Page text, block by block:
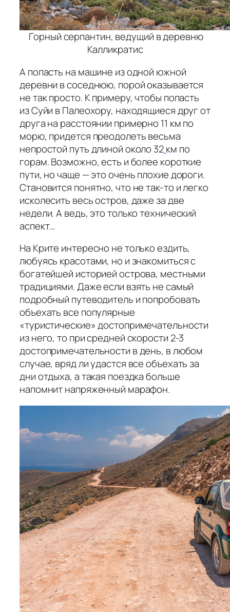
Горный серпантин, ведущий в деревню
Калликратис
А попасть на машине из одной южной
деревни в соседнюю, порой оказывается
не так просто. К примеру, чтобы попасть
из Суйи в Палеохору, находящиеся друг от
друга на расстоянии примерно 11 км по
морю, придется преодолеть весьма
непростой путь длиной около 32км по
горам. Возможно, есть и более короткие
пути, но чаще — это очень плохие дороги.
Становится понятно, что не так-то и легко
исколесить весь остров, даже за две
недели. А ведь, это только технический
аспект…
На Крите интересно не только ездить,
любуясь красотами, но и знакомиться с
богатейшей историей острова, местными
традициями. Даже если взять не самый
подробный путеводитель и попробовать
объехать все популярные
«туристические» достопримечательности
из него, то при средней скорости 2-3
достопримечательности в день, в любом
случае, вряд ли удастся все объехать за
дни отдыха, а такая поездка больше
напомнит напряженный марафон.